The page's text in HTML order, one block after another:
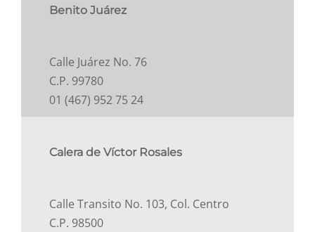
Benito Juárez
Calle Juárez No. 76
C.P. 99780
01 (467) 952 75 24
Calera de Víctor Rosales
Calle Transito No. 103, Col. Centro
C.P. 98500